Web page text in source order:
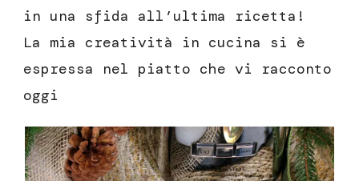
in una sfida all’ultima ricetta!
La mia creatività in cucina si è
espressa nel piatto che vi racconto
oggi